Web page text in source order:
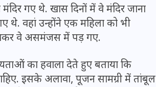
गए थे. खास दिनों में वे मंदिर जाना
वहां उन्होंने एक महिला को भी
वे असमंजस में पड़ गए.
का हवाला देते हुए बताया कि
चाहिए. इसके अलावा, पूजन सामग्री में तांबूल